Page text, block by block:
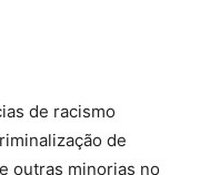
de racismo
de
outras minorias no